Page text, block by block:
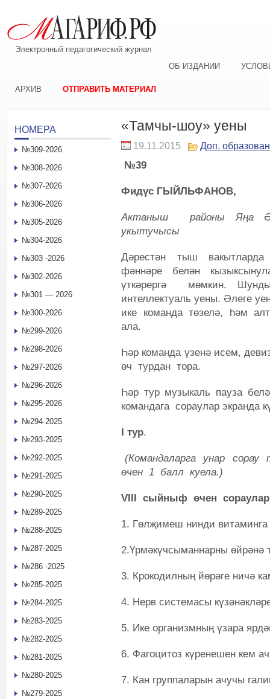
Электронный педагогический журнал
ОБ ИЗДАНИИ
АРХИВ ОТПРАВИТЬ МАТЕРИАЛ
«Тамчы-шоу» уены
19.11.2015 Доп.
№39
Фидүс ГЫЙЛЬФАНОВ,
Актаныш районы Яңа
укытучысы
Дәрестән тыш вакытларда
фәннәре белән
үткәрергә мөмкин.
интеллектуаль уены. Әлеге
ике команда төзелә, һәм
ала.
Һәр команда үзенә исем,
өч турдан тора.
Һәр тур музыкаль пауза
командага сораулар экранда
I тур.
(Командаларга унар
өчен 1 балл куела.)
VIII сыйныф өчен сораулар
1. Гөлҗимеш нинди
2.Үрмәкүчсыманнарны өйрәнә
3. Крокодилның йөрәге ничә
4. Нерв системасы
5. Ике организмның үзара
6. Фагоцитоз күренешен кем
7. Кан группаларын ачучы
НОМЕРА
№309-2026
№308-2026
№307-2026
№306-2026
№305-2026
№304-2026
№303 -2026
№302-2026
№301 — 2026
№300-2026
№299-2026
№298-2026
№297-2026
№296-2026
№295-2026
№294-2025
№293-2025
№292-2025
№291-2025
№290-2025
№289-2025
№288-2025
№287-2025
№286 -2025
№285-2025
№284-2025
№283-2025
№282-2025
№281-2025
№280-2025
№279-2025